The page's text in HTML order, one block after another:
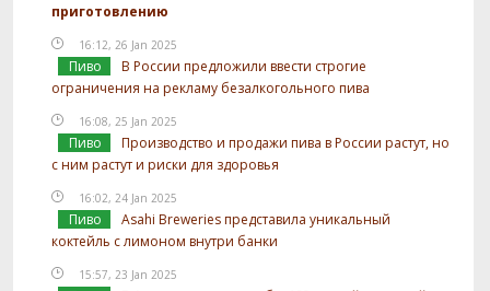
приготовлению
16:12, 26 Jan 2025
Пиво
В России предложили ввести строгие
ограничения на рекламу безалкогольного пива
16:08, 25 Jan 2025
Пиво
Производство и продажи пива в России растут, но
с ним растут и риски для здоровья
16:02, 24 Jan 2025
Пиво
Asahi Breweries представила уникальный
коктейль с лимоном внутри банки
15:57, 23 Jan 2025